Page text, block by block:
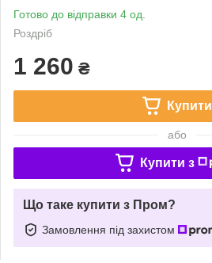
Готово до відправки 4 од.
Роздріб
1 260 ₴
Купити
або
Купити з
Що таке купити з Пром?
Замовлення під захистом